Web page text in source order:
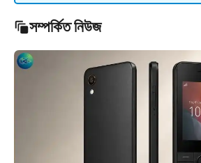
সম্পর্কিত নিউজ